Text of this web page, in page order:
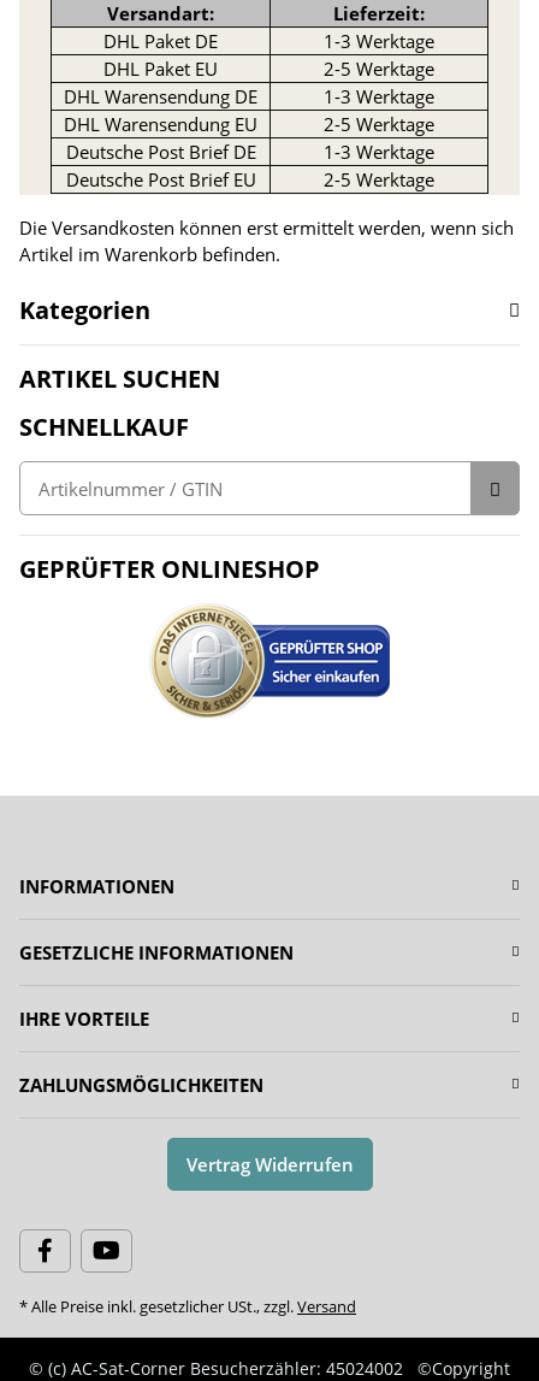
Versandart:
Lieferzeit:
DHL Paket DE
1-3 Werktage
DHL Paket EU
2-5 Werktage
DHL Warensendung DE
1-3 Werktage
DHL Warensendung EU
2-5 Werktage
Deutsche Post Brief DE
1-3 Werktage
Deutsche Post Brief EU
2-5 Werktage
Die Versandkosten können erst ermittelt werden, wenn sich
Artikel im Warenkorb befinden.
Kategorien
ARTIKEL SUCHEN
SCHNELLKAUF
GEPRÜFTER ONLINESHOP
INFORMATIONEN
GESETZLICHE INFORMATIONEN
IHRE VORTEILE
ZAHLUNGSMÖGLICHKEITEN
Vertrag Widerrufen
* Alle Preise inkl. gesetzlicher USt., zzgl.Versand
© (c) AC-Sat-Corner Besucherzähler: 45024002
©Copyright